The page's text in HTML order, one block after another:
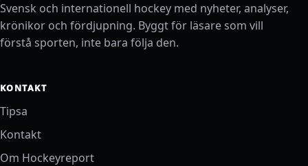
Svensk och internationell hockey med nyheter, analyser,
krönikor och fördjupning. Byggt för läsare som vill
förstå sporten, inte bara följa den.
KONTAKT
Tipsa
Kontakt
Om Hockeyreport